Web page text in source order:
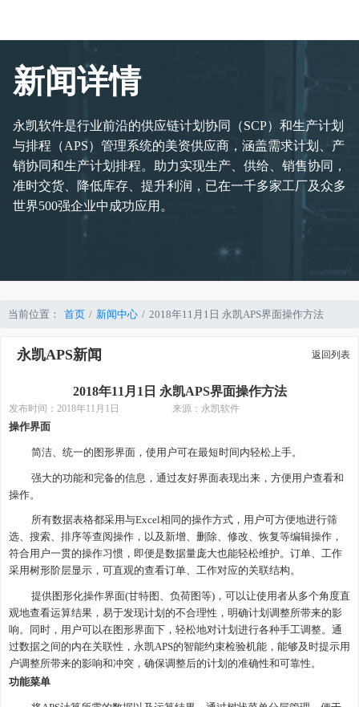
新闻详情
永凯软件是行业前沿的供应链计划协同（SCP）和生产计划
与排程（APS）管理系统的美资供应商，涵盖需求计划、产
销协同和生产计划排程。助力实现生产、供给、销售协同，
准时交货、降低库存、提升利润，已在一千多家工厂及众多
世界500强企业中成功应用。
当前位置： 首页 新闻中心 2018年11月1日 永凯APS界面操作方法
永凯APS新闻 返回列表
2018年11月1日 永凯APS界面操作方法
发布时间： 2018年11月1日 来源：永凯软件
操作界面
简洁、统一的图形界面，使用户可在最短时间内轻松上手。
强大的功能和完备的信息，通过友好界面表现出来，方便用户查看和
操作。
所有数据表格都采用与Excel相同的操作方式，用户可方便地进行筛
选、搜索、排序等查阅操作，以及新增、删除、修改、恢复等编辑操作，
符合用户一贯的操作习惯，即便是数据量庞大也能轻松维护。订单、工作
采用树形阶层显示，可直观的查看订单、工作对应的关联结构。
提供图形化操作界面(甘特图、负荷图等)，可以让使用者从多个角度直
观地查看运算结果，易于发现计划的不合理性，明确计划调整所带来的影
响。同时，用户可以在图形界面下，轻松地对计划进行各种手工调整。通
过数据之间的内在关联性，永凯APS的智能约束检验机能，能够及时提示用
户调整所带来的影响和冲突，确保调整后的计划的准确性和可靠性。
功能菜单